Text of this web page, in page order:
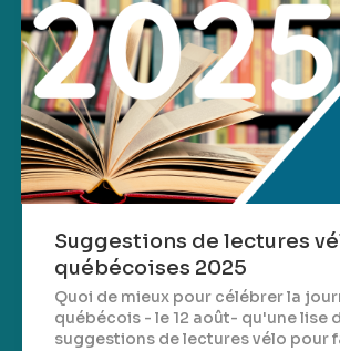
Suggestions de lectures
québécoises 2025
Quoi de mieux pour célébrer la
québécois - le 12 août- qu'une lise
suggestions de lectures vélo pour